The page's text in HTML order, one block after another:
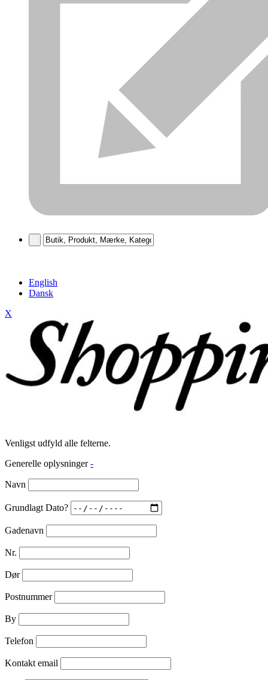
English
Dansk
X
Venligst udfyld alle felterne.
Generelle oplysninger -
Navn
Grundlagt Dato?
Gadenavn
Nr.
Dør
Postnummer
By
Telefon
Kontakt email